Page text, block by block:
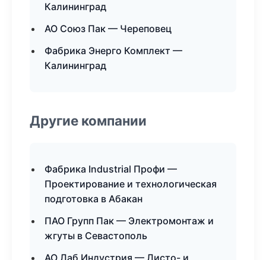
Калининград
АО Союз Пак — Череповец
Фабрика Энерго Комплект —
Калининград
Другие компании
Фабрика Industrial Профи —
Проектирование и технологическая
подготовка в Абакан
ПАО Групп Пак — Электромонтаж и
жгуты в Севастополь
АО Лаб Индустрия — Листо- и